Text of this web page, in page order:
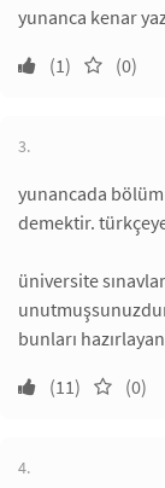
yunanca kenar
(1)
(0)
3.
yunancada
demektir.
üniversite
bunları
(11)
(0)
4.